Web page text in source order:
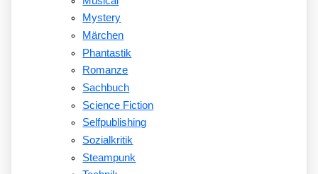
Mystery
Märchen
Phantastik
Romanze
Sachbuch
Science Fiction
Selfpublishing
Sozialkritik
Steampunk